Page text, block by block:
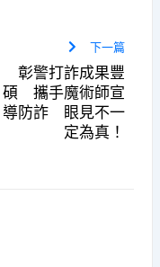
下一篇
彰警打詐成果豐
碩 攜手魔術師宣
導防詐 眼見不一
定為真！